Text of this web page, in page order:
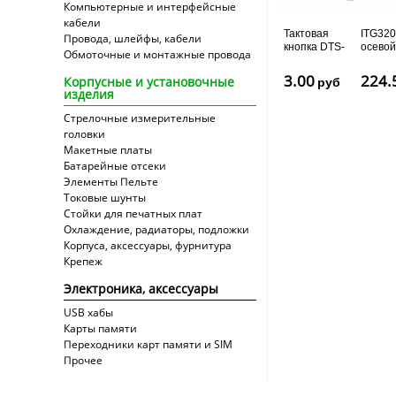
Компьютерные и интерфейсные
кабели
Провода, шлейфы, кабели
Обмоточные и монтажные провода
Корпусные и установочные
изделия
Стрелочные измерительные
головки
Макетные платы
Батарейные отсеки
Элементы Пельте
Токовые шунты
Стойки для печатных плат
Охлаждение, радиаторы, подложки
Корпуса, аксессуары, фурнитура
Крепеж
Электроника, аксессуары
USB хабы
Карты памяти
Переходники карт памяти и SIM
Прочее
Тактовая
кнопка DTS-
(6х6x4.3мм)
3.00 руб
осевой
I2C